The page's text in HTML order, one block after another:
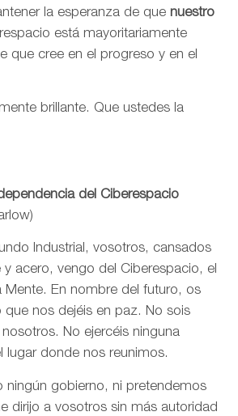
la esperanza de que nuestro
está mayoritariamente
que cree en el progreso y en el
brillante. Que ustedes la
del Ciberespacio
Industrial, vosotros, cansados
y acero, vengo del Ciberespacio, el
Mente. En nombre del futuro, os
que nos dejéis en paz. No sois
No ejercéis ninguna
lugar donde nos reunimos.
ningún gobierno, ni pretendemos
dirijo a vosotros sin más autoridad